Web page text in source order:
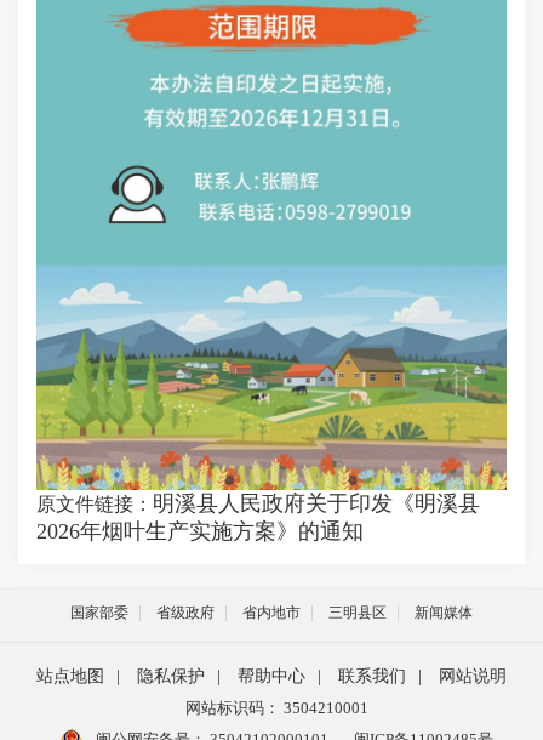
原文件链接： 明溪县人民政府关于印发《明溪县
2026年烟叶生产实施方案》的通知
国家部委 省级政府 省内地市 三明县区 新闻媒体
站点地图 隐私保护 帮助中心 联系我们
网站说明
网站标识码： 3504210001